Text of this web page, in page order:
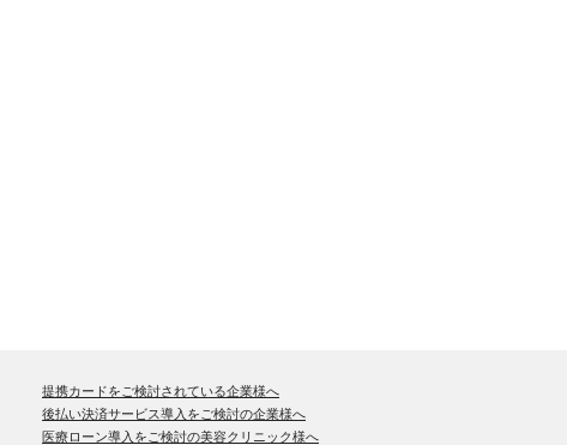
提携カードをご検討されている企業様へ
後払い決済サービス導入をご検討の企業様へ
医療ローン導入をご検討の美容クリニック様へ